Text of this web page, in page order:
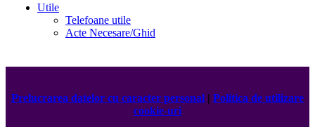
Utile
Telefoane utile
Acte Necesare/Ghid
Prelucrarea datelor cu caracter personal | Politica de utilizare
cookie-uri